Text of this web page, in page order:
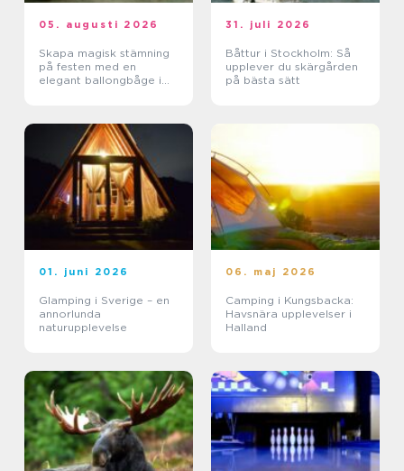
05. augusti 2026
Skapa magisk stämning
på festen med en
elegant ballongbåge i
31. juli 2026
Båttur i Stockholm: Så
upplever du skärgården
på bästa sätt
01. juni 2026
Glamping i Sverige – en
annorlunda
naturupplevelse
06. maj 2026
Camping i Kungsbacka:
Havsnära upplevelser i
Halland